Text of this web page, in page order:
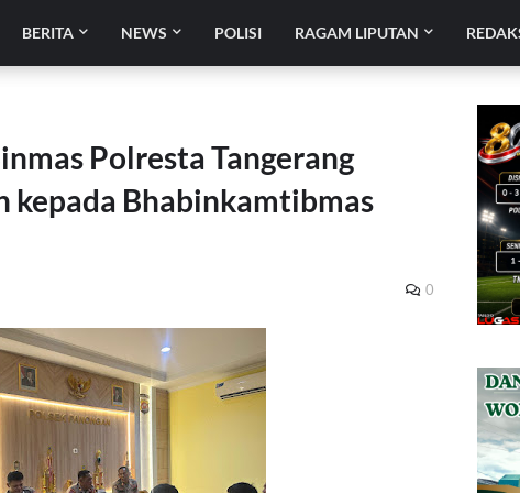
BERITA NEWS POLISI RAGAM LIPUTAN
Polresta Tangerang
kepada Bhabinkamtibmas
0